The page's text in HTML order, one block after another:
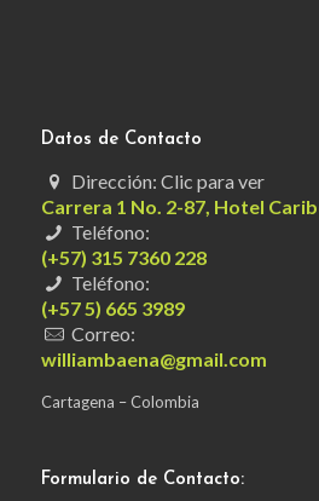
Datos de Contacto
Dirección: Clic para ver
Carrera 1 No. 2-87, Hotel
Teléfono:
(+57) 315 7360 228
Teléfono:
(+57 5) 665 3989
Correo:
williambaena@gmail.com
Cartagena – Colombia
Formulario de Contacto: